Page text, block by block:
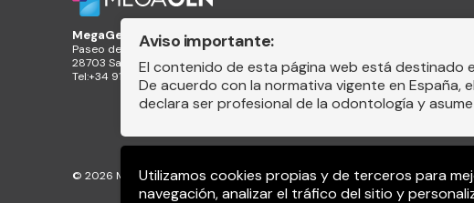
Aviso importante:
El contenido de esta página web está destinado
De acuerdo con la normativa vigente en España,
declara ser profesional de la odontología y
MegaGen Iberia S.L
Paseo de Europa 26, 1ª planta Oficina 3
28703 San Sebastián de los Reyes (Madrid)
Tel:+34 91 990 52 66
© 2026 Megagen Iberia S.L.Todos los derechos reservados Aviso legal
Utilizamos cookies propias y de terceros para
navegación, analizar el tráfico del sitio y